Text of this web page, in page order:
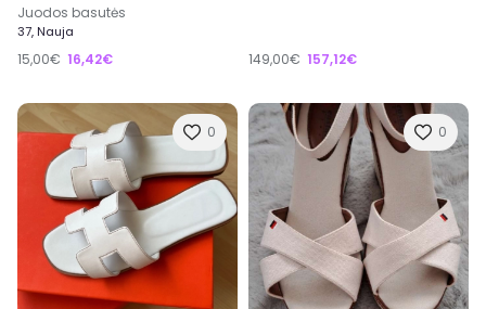
Juodos basutės
37, Nauja
15,00€ 16,42€ 149,00€ 157,12€
0 0